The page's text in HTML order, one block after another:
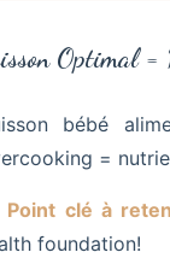
Optimal
bébé
=
Point clé à
foundation!